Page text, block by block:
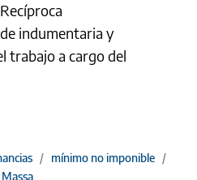
indumentaria y
trabajo a cargo del
/ mínimo no imponible /